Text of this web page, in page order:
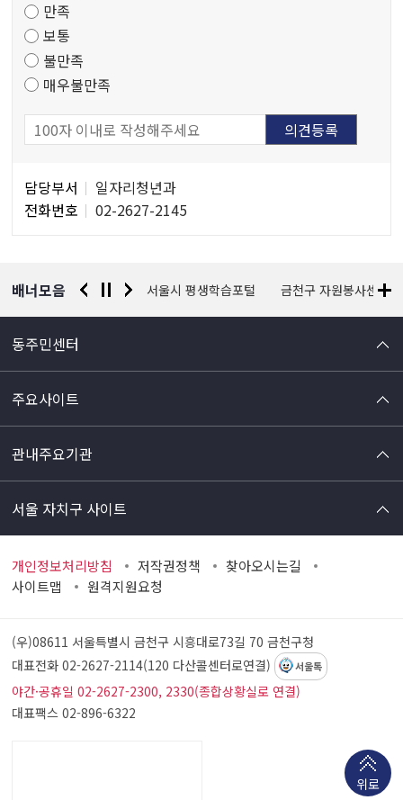
조
사
만족
보통
불만족
매우불만족
당
자
담당부서
일자리청년과
전화번호
02-2627-2145
배너모음
찰청 유실물 통합포털 서울시 평생학습포털 금천구 자원봉사센터
동주민센터
주요사이트
관내주요기관
서울 자치구 사이트
개인정보처리방침 저작권정책
찾아오시는길
사이트맵
원격지원요청
위로
(우)08611 서울특별시 금천구 시흥대로73길 70금천구청
대표전화 02-2627-2114(120 다산콜센터로연결)
서울톡
야간·공휴일 02-2627-2300, 2330(종합상황실로 연결)
대표팩스 02-896-6322